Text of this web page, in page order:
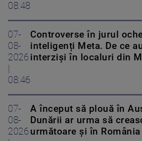
08:48
07-
08-
2026
08:46
Controverse în jurul
inteligenți Meta. De ce
interziși în localuri din
07-
08-
2026
A început să plouă în
Dunării ar urma să
următoare și în România